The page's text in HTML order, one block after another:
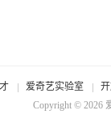
爱奇艺实验室
Copyright © 2026